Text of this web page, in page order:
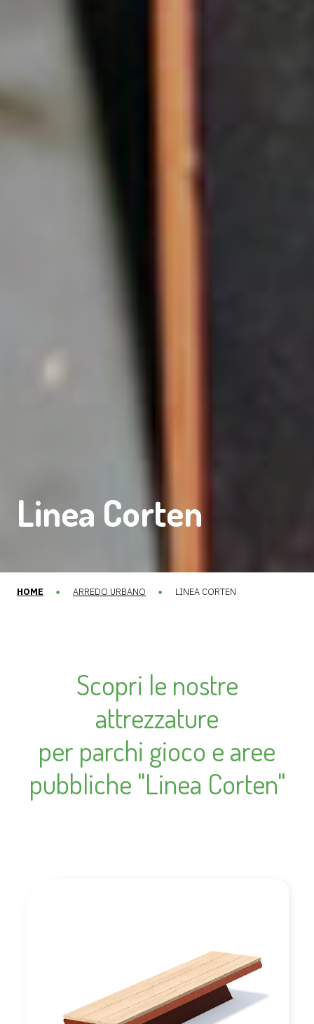
Linea Corten
HOME ARREDO URBANO LINEA CORTEN
Scopri le nostre
attrezzature
per parchi gioco e aree
pubbliche "Linea Corten"